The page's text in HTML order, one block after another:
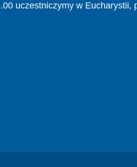
uczestniczymy w Eucharystii,